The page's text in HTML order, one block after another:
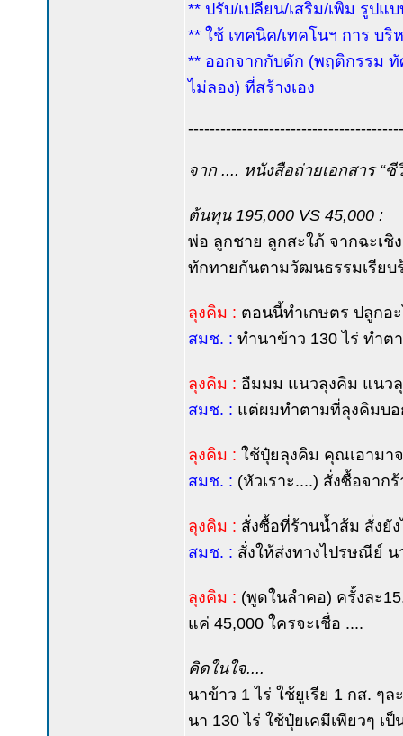
** ปรับ/เปลี่ยน/เสริม/เพิ่ม รูปแ
** ใช้ เทคนิค/เทคโนฯ การ บริ
** ออกจากกับดัก (พฤติกรรม
ไม่ลอง) ที่สร้างเอง
จาก .... หนังสือถ่ายเอกสาร “ซี
ต้นทุน 195,000 VS 45,000 :
พ่อ ลูกชาย ลูกสะใภ้ จากฉะเ
ทักทายกันตามวัฒนธรรมเรียบ
ลุงคิม : ตอนนี้ทำเกษตร ปลูกอ
สมช. : ทำนาข้าว 130 ไร่ ทำ
ลุงคิม : อืมมม แนวลุงคิม แนว
สมช. : แต่ผมทำตามที่ลุงคิมบ
ลุงคิม : ใช้ปุ๋ยลุงคิม คุณเอามา
สมช. : (หัวเราะ....) สั่งซื้อจา
ลุงคิม : สั่งซื้อที่ร้านน้ำส้ม สั่งยัง
สมช. : สั่งให้ส่งทางไปรษณีย์ น
ลุงคิม : (พูดในลำคอ) ครั้งละ
แค่ 45,000 ใครจะเชื่อ ....
คิดในใจ....
นาข้าว 1 ไร่ ใช้ยูเรีย 1 กส. ๆ
นา 130 ไร่ ใช้ปุ๋ยเคมีเพียวๆ เ